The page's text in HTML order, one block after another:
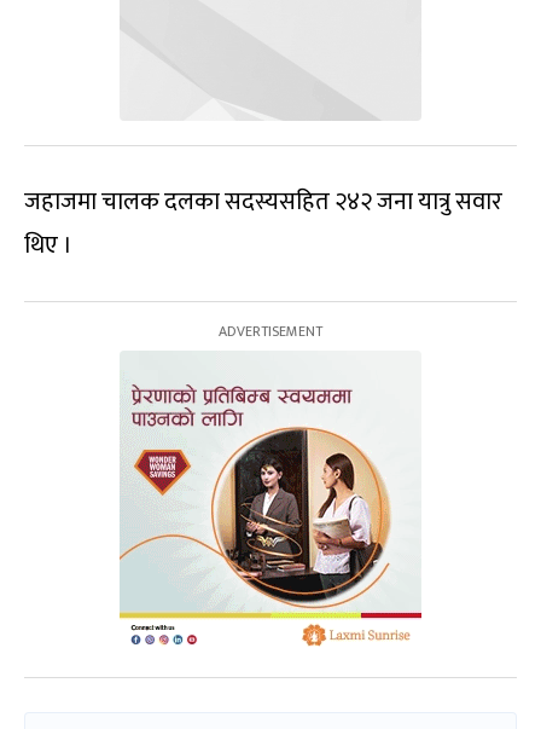
जहाजमा चालक दलका सदस्यसहित २४२ जना यात्रु सवार
थिए ।